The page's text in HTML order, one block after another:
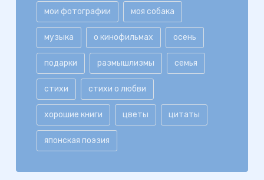
мои фотографии моя собака
музыка о кинофильмах осень
подарки размышлизмы семья
стихи стихи о любви
хорошие книги цветы цитаты
японская поэзия